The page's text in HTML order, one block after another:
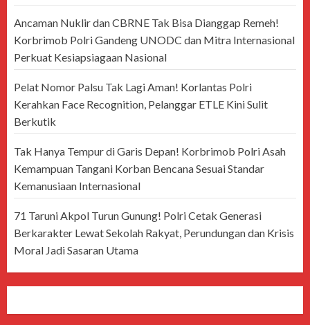
Ancaman Nuklir dan CBRNE Tak Bisa Dianggap Remeh!
Korbrimob Polri Gandeng UNODC dan Mitra Internasional
Perkuat Kesiapsiagaan Nasional
Pelat Nomor Palsu Tak Lagi Aman! Korlantas Polri
Kerahkan Face Recognition, Pelanggar ETLE Kini Sulit
Berkutik
Tak Hanya Tempur di Garis Depan! Korbrimob Polri Asah
Kemampuan Tangani Korban Bencana Sesuai Standar
Kemanusiaan Internasional
71 Taruni Akpol Turun Gunung! Polri Cetak Generasi
Berkarakter Lewat Sekolah Rakyat, Perundungan dan Krisis
Moral Jadi Sasaran Utama